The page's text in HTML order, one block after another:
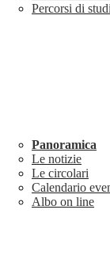
Percorsi di
Panoramica
Le notizie
Le circolari
Calendario
Albo on line